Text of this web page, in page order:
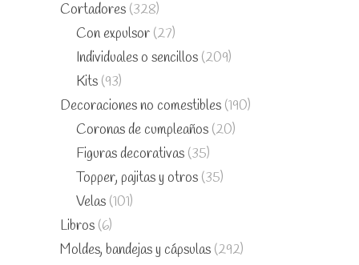
Cortadores (328)
Con expulsor (27)
Individuales o sencillos (209)
Kits (93)
Decoraciones no comestibles (190)
Coronas de cumpleaños (20)
Figuras decorativas (35)
Topper, pajitas y otros (35)
Velas (101)
Libros (6)
Moldes, bandejas y cápsulas (292)